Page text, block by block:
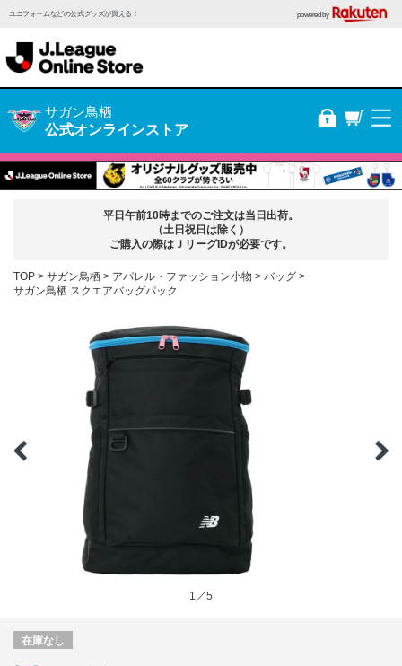
ユニフォームなどの公式グッズが買える！ powered by
サガン鳥栖
公式オンラインストア
平日午前10時までのご注文は当日出荷。
（土日祝日は除く）
ご購入の際はＪリーグIDが必要です。
TOP サガン鳥栖 アパレル・ファッション小物
バッグ
サガン鳥栖 スクエアバッグパック
1／5
在庫なし